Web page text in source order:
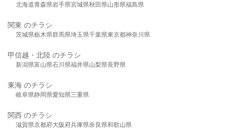
北海道青森県岩手県宮城県秋田県山形県福島県
関東 のチラシ
茨城県栃木県群馬県埼玉県千葉県東京都神奈川県
甲信越・北陸 のチラシ
新潟県富山県石川県福井県山梨県長野県
東海 のチラシ
岐阜県静岡県愛知県三重県
関西 のチラシ
滋賀県京都府大阪府兵庫県奈良県和歌山県